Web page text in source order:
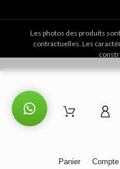
Les photos des produits
contractuelles. Les
Panier Compte